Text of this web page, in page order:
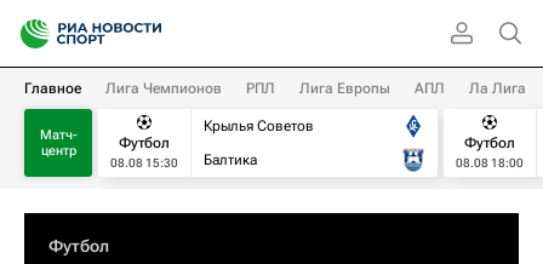
Главное Лига Чемпионов РПЛ Лига Европы АПЛ Ла Лига
Матч-
центр
Футбол
08.08 15:30
Крылья Советов
Балтика
Футбол
08.08 18:00
Футбол